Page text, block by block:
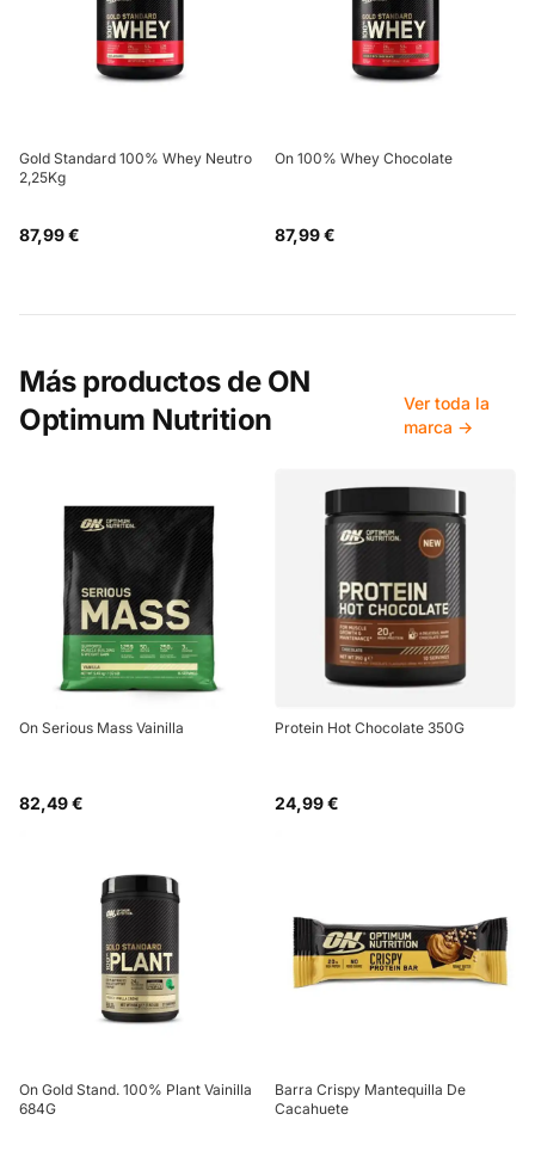
Gold Standard 100% Whey Neutro
2,25Kg
87,99 €
On 100% Whey Chocolate
87,99 €
Más productos de ON
Optimum Nutrition
Ver toda la
marca →
On Serious Mass Vainilla
82,49 €
Protein Hot Chocolate 350G
24,99 €
On Gold Stand. 100% Plant Vainilla
684G
Barra Crispy Mantequilla De
Cacahuete